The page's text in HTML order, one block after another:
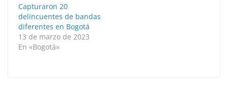
Capturaron 20
delincuentes de bandas
diferentes en Bogotá
13 de marzo de 2023
En «Bogotá»